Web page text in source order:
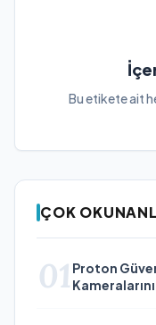
Bu etikete ait
ÇOK
01 Proton